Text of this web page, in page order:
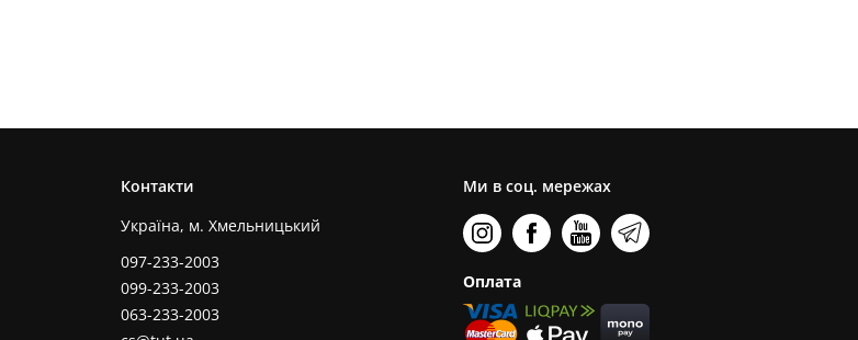
Контакти
Україна, м. Хмельницький
097-233-2003
099-233-2003
063-233-2003
Ми в соц. мережах
Оплата